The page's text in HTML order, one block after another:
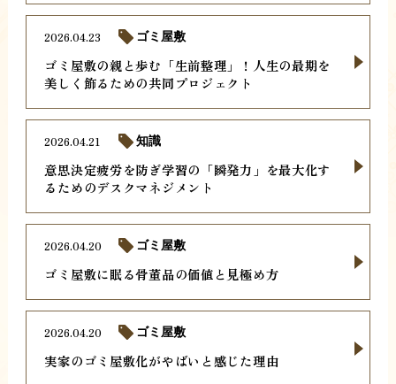
ゴミ屋敷の親と歩む「生前整理」！人生の最期を
美しく飾るための共同プロジェクト
2026.04.23 ゴミ屋敷
意思決定疲労を防ぎ学習の「瞬発力」を最大化す
るためのデスクマネジメント
2026.04.21 知識
ゴミ屋敷に眠る骨董品の価値と見極め方
2026.04.20 ゴミ屋敷
実家のゴミ屋敷化がやばいと感じた理由
2026.04.20 ゴミ屋敷